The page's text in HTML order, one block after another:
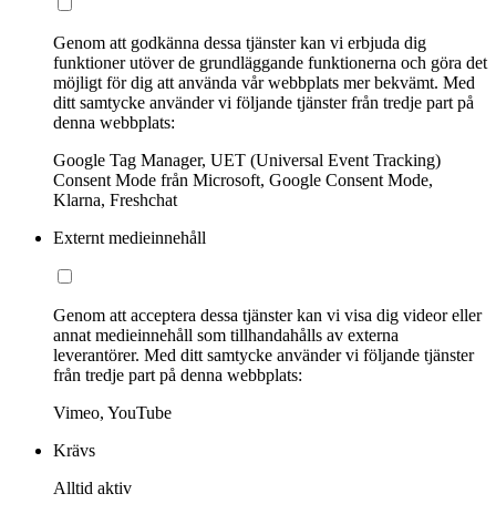
Genom att godkänna dessa tjänster kan vi erbjuda dig
funktioner utöver de grundläggande funktionerna och göra det
möjligt för dig att använda vår webbplats mer bekvämt. Med
ditt samtycke använder vi följande tjänster från tredje part på
denna webbplats:
Google Tag Manager, UET (Universal Event Tracking)
Consent Mode från Microsoft, Google Consent Mode,
Klarna, Freshchat
Externt medieinnehåll
Genom att acceptera dessa tjänster kan vi visa dig videor eller
annat medieinnehåll som tillhandahålls av externa
leverantörer. Med ditt samtycke använder vi följande tjänster
från tredje part på denna webbplats:
Vimeo, YouTube
Krävs
Alltid aktiv